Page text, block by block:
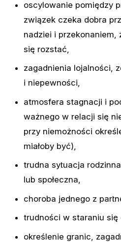
oscylowanie pomiędzy
związek czeka dobra
nadziei i przekonaniem,
się rozstać,
zagadnienia lojalności,
i niepewności,
atmosfera stagnacji i
ważnego w relacji się
przy niemożności
miałoby być),
trudna sytuacja
lub społeczna,
choroba jednego z
trudności w staraniu się
określenie granic,